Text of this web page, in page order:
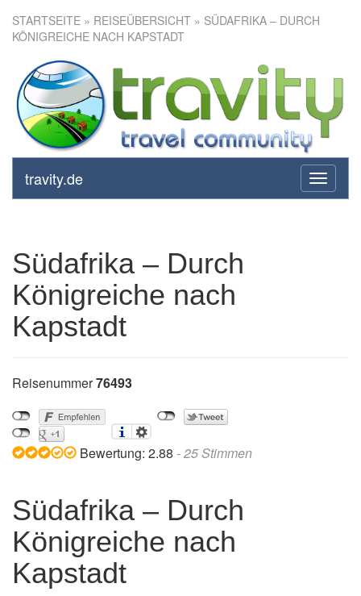
STARTSEITE » REISEÜBERSICHT » SÜDAFRIKA – DURCH
KÖNIGREICHE NACH KAPSTADT
toggle
travity.de
Südafrika – Durch Königreiche
nach Kapstadt
Südafrika – Durch
Königreiche nach
Kapstadt
Reisenummer76493
Bewertung: 2.88 -25Stimmen
Südafrika – Durch
Königreiche nach
Kapstadt